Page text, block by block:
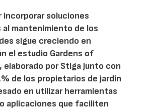
incorporar soluciones
mantenimiento de los
sigue creciendo en
el estudio Gardens of
elaborado por Stiga junto con
de los propietarios de jardín
en utilizar herramientas
aplicaciones que faciliten